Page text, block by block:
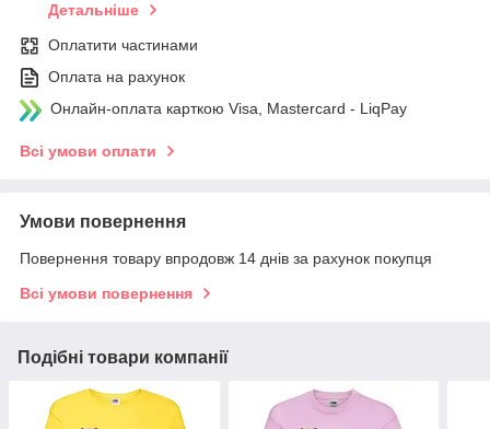
Детальніше
Оплатити частинами
Оплата на рахунок
Онлайн-оплата карткою Visa, Mastercard - LiqPay
Всі умови оплати
Умови повернення
Повернення товару впродовж 14 днів за рахунок покупця
Всі умови повернення
Подібні товари компанії